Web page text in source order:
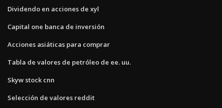
Dividendo en acciones de xyl
Capital one banca de inversión
Acciones asiáticas para comprar
Tabla de valores de petróleo de ee. uu.
Skyw stock cnn
Selección de valores reddit